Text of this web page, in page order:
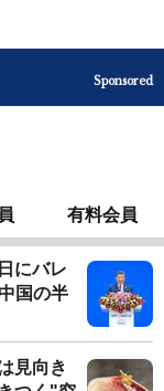
Sponsored
有料会員
にバレ
国の半
見向き